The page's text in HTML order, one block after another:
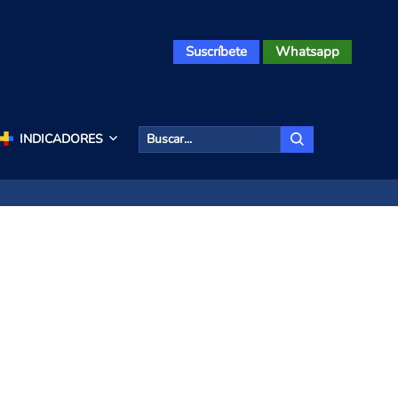
Suscríbete Whatsapp
INDICADORES